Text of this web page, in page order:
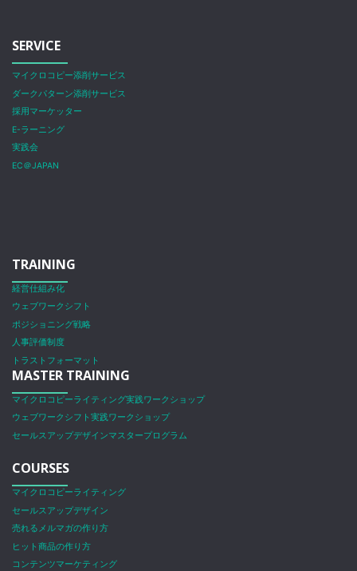
SERVICE
マイクロコピー添削サービス
ダークパターン添削サービス
採用マーケッター
E-ラーニング
実践会
EC＠JAPAN
TRAINING
経営仕組み化
ウェブワークシフト
ポジショニング戦略
人事評価制度
トラストフォーマット
MASTER TRAINING
マイクロコピーライティング実践ワークショップ
ウェブワークシフト実践ワークショップ
セールスアップデザインマスタープログラム
COURSES
マイクロコピーライティング
セールスアップデザイン
売れるメルマガの作り方
ヒット商品の作り方
コンテンツマーケティング